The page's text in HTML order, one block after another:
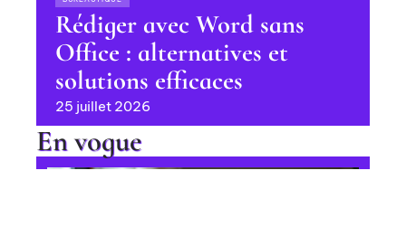
Rédiger avec Word sans
Office : alternatives et
solutions efficaces
25 juillet 2026
En vogue